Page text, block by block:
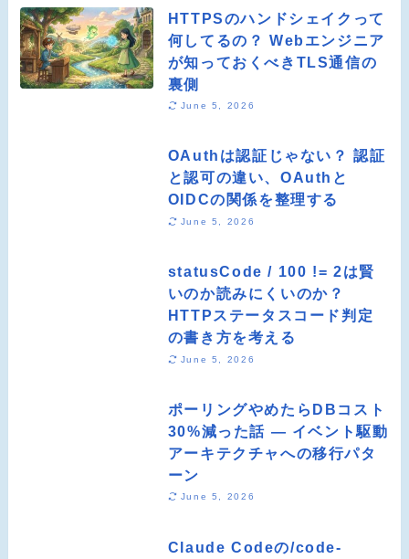
HTTPSのハンドシェイクって
何してるの？ Webエンジニア
が知っておくべきTLS通信の
裏側
June 5, 2026
OAuthは認証じゃない？ 認証
と認可の違い、OAuthと
OIDCの関係を整理する
June 5, 2026
statusCode / 100 != 2は賢
いのか読みにくいのか？
HTTPステータスコード判定
の書き方を考える
June 5, 2026
ポーリングやめたらDBコスト
30%減った話 ― イベント駆動
アーキテクチャへの移行パタ
ーン
June 5, 2026
Claude Codeの/code-